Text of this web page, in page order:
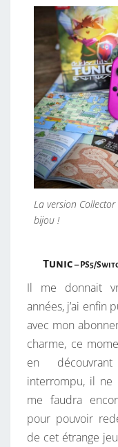
La version
bijou !
Tunic– PS5/
Il me donnait
années, j’ai enfin
avec mon
charme, ce
en
interrompu, il ne
me faudra
pour pouvoir
de cet étrange